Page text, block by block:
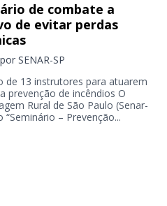
de combate a
de evitar perdas
SENAR-SP
de 13 instrutores para atuarem
prevenção de incêndios O
Rural de São Paulo (Senar-
– Prevenção...